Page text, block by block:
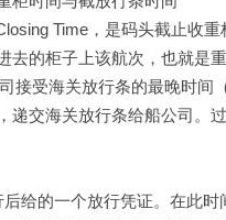
Time，是码头截止收
去的柜子上该航次，也就是
接受海关放行条的最晚时
递交海关放行条给船公司。
给的一个放行凭证。在此